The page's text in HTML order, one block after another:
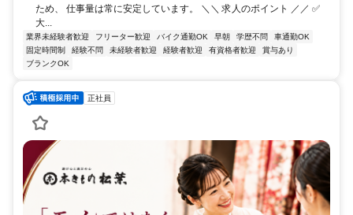
ため、 仕事量は常に安定しています。 ＼＼ 求人のポイント ／／ ✅
大...
業界未経験者歓迎 フリーター歓迎 バイク通勤OK 早朝 学歴不問
車通勤OK
固定時間制
経験不問 未経験者歓迎 経験者歓迎 有資格者歓迎
賞与あり
ブランクOK
正社員